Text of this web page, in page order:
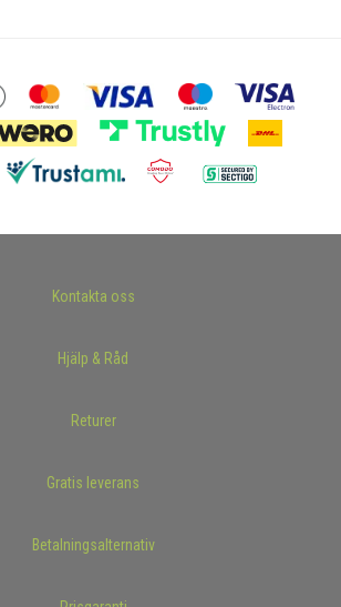
Kontakta oss
Hjälp & Råd
Returer
Gratis leverans
Betalningsalternativ